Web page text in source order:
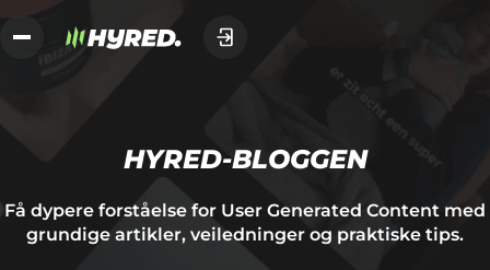
HYRED-BLOGGEN
Få dypere forståelse for User Generated Content med
grundige artikler, veiledninger og praktiske tips.